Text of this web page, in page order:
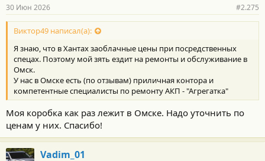
30 Июн 2026 #2.275
Виктор49 написал(а):
Я знаю, что в Хантах заоблачные цены при посредственных
спецах. Поэтому мой зять ездит на ремонты и обслуживание в
Омск.
У нас в Омске есть (по отзывам) приличная контора и
компетентные специалисты по ремонту АКП - "Агрегатка"
Моя коробка как раз лежит в Омске. Надо уточнить по
ценам у них. Спасибо!
Vadim_01